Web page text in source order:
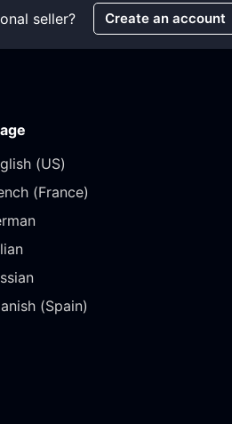
seller? Create an account
(US)‎
(France)‎
(Spain)‎